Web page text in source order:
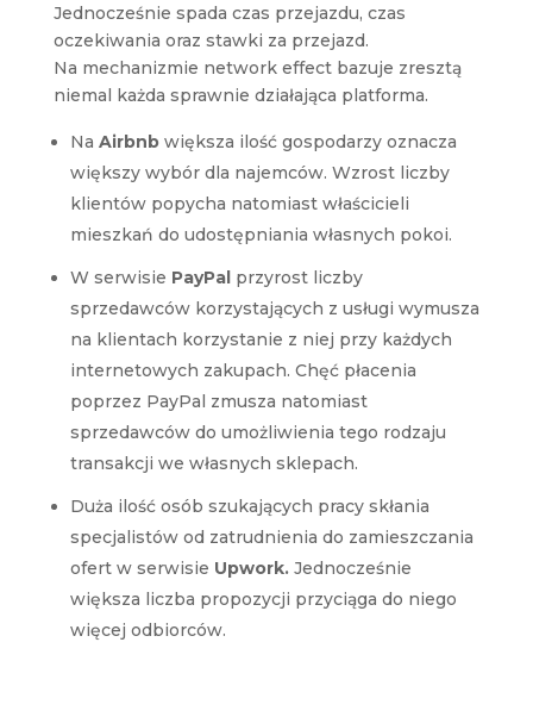
Jednocześnie spada czas przejazdu, czas
oczekiwania oraz stawki za przejazd.
Na mechanizmie network effect bazuje zresztą
niemal każda sprawnie działająca platforma.
Na Airbnbwiększa ilość gospodarzy oznacza
większy wybór dla najemców. Wzrost liczby
klientów popycha natomiast właścicieli
mieszkań do udostępniania własnych pokoi.
W serwisie PayPalprzyrost liczby
sprzedawców korzystających z usługi wymusza
na klientach korzystanie z niej przy każdych
internetowych zakupach. Chęć płacenia
poprzez PayPal zmusza natomiast
sprzedawców do umożliwienia tego rodzaju
transakcji we własnych sklepach.
Duża ilość osób szukających pracy skłania
specjalistów od zatrudnienia do zamieszczania
ofert w serwisie Upwork.Jednocześnie
większa liczba propozycji przyciąga do niego
więcej odbiorców.